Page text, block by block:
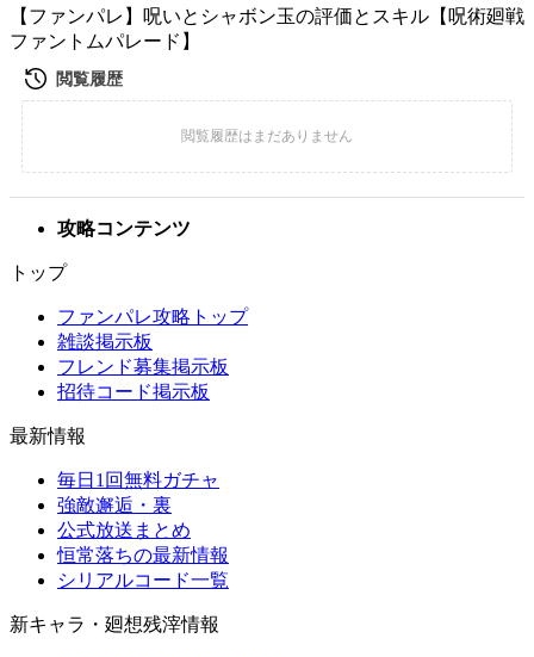
【ファンパレ】呪いとシャボン玉の評価とスキル【呪術廻戦
ファントムパレード】
攻略コンテンツ
トップ
ファンパレ攻略トップ
雑談掲示板
フレンド募集掲示板
招待コード掲示板
最新情報
毎日1回無料ガチャ
強敵邂逅・裏
公式放送まとめ
恒常落ちの最新情報
シリアルコード一覧
新キャラ・廻想残滓情報